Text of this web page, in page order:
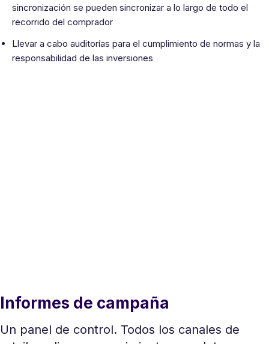
sincronización se pueden sincronizar a lo largo de todo el
recorrido del comprador
Llevar a cabo auditorías para el cumplimiento de normas y la
responsabilidad de las inversiones
Informes de campaña
Un panel de control. Todos los canales de